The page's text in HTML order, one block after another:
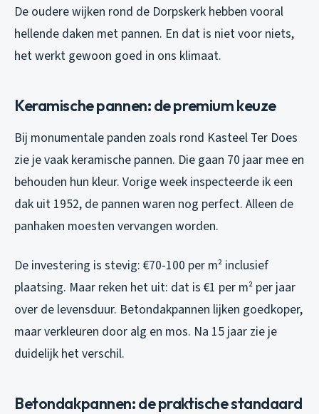
De oudere wijken rond de Dorpskerk hebben vooral
hellende daken met pannen. En dat is niet voor niets,
het werkt gewoon goed in ons klimaat.
Keramische pannen: de premium keuze
Bij monumentale panden zoals rond Kasteel Ter Does
zie je vaak keramische pannen. Die gaan 70 jaar mee en
behouden hun kleur. Vorige week inspecteerde ik een
dak uit 1952, de pannen waren nog perfect. Alleen de
panhaken moesten vervangen worden.
De investering is stevig: €70-100 per m² inclusief
plaatsing. Maar reken het uit: dat is €1 per m² per jaar
over de levensduur. Betondakpannen lijken goedkoper,
maar verkleuren door alg en mos. Na 15 jaar zie je
duidelijk het verschil.
Betondakpannen: de praktische standaard